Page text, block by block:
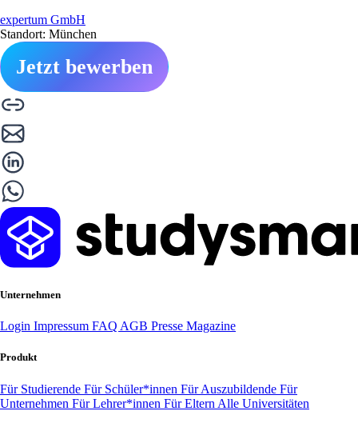
expertum GmbH
Standort: München
Jetzt bewerben
Unternehmen
Login Impressum FAQ AGB Presse Magazine
Produkt
Für Studierende Für Schüler*innen Für Auszubildende Für
Unternehmen Für Lehrer*innen Für Eltern Alle Universitäten